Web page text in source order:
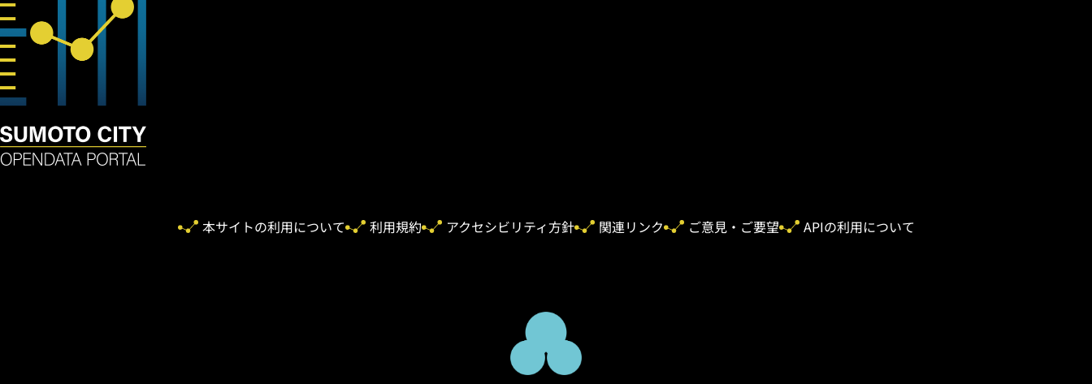
本サイトの利用について 利用規約 アクセシビリティ方針 関連リンク ご意見・ご要望 APIの利用について